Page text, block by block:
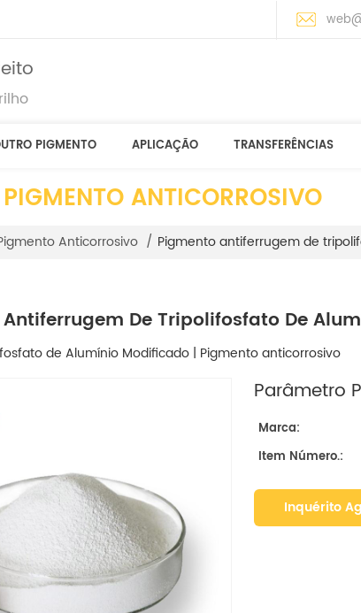
PIGMENTO APLICAÇÃO TRANSFERÊNCIAS
PIGMENTO ANTICORROSIVO
Anticorrosivo / Pigmento antiferrugem de
De Tripolifosfato De
de Alumínio Modificado | Pigmento anticorrosivo
Parâmetro
Marca:
Item Número.:
Inquérito